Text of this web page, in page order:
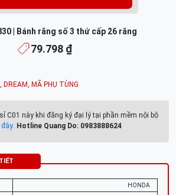
| Bánh răng số 3 thứ cấp 26 răng
79.798 ₫
, DREAM, MÃ PHỤ TÙNG
C01 này khi đăng ký đại lý tại phần mềm nội bộ
. Hotline Quang Do: 0983888624
HONDA